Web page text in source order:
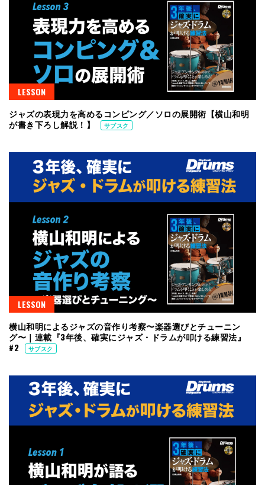
LESSON
ジャズの表現力を高めるコンピング／ソロの展開術【横山和明
が書き下ろし解説！】
サブスク
LESSON
横山和明によるジャズの音作り考察〜楽器選びとチューニン
グ〜｜連載『3年後、確実にジャズ・ドラムが叩ける練習法』
#2
サブスク